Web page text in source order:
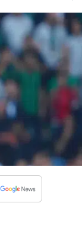
Çankırı
Çorum